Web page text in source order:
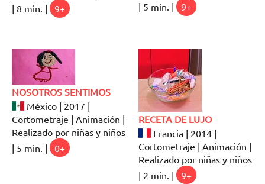
| 8 min. |
9+
| 5 min. |
9+
NOSOTROS SENTIMOS
México | 2017 |
Cortometraje | Animación |
Realizado por niñas y niños
| 5 min. |
0+
RECETA DE LUJO
Francia | 2014 |
Cortometraje | Animación |
Realizado por niñas y niños
| 2 min. |
9+